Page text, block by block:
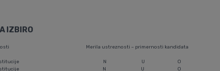
IZBIRO
Merila ustreznosti – primernosti kandidata
N U
O
N U
O